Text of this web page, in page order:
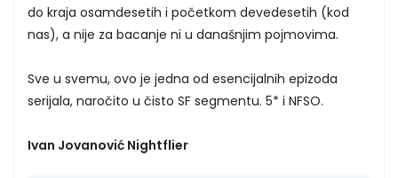
do kraja osamdesetih i početkom devedesetih (kod
nas), a nije za bacanje ni u današnjim pojmovima.
Sve u svemu, ovo je jedna od esencijalnih epizoda
serijala, naročito u čisto SF segmentu. 5* i NFSO.
Ivan Jovanović Nightflier